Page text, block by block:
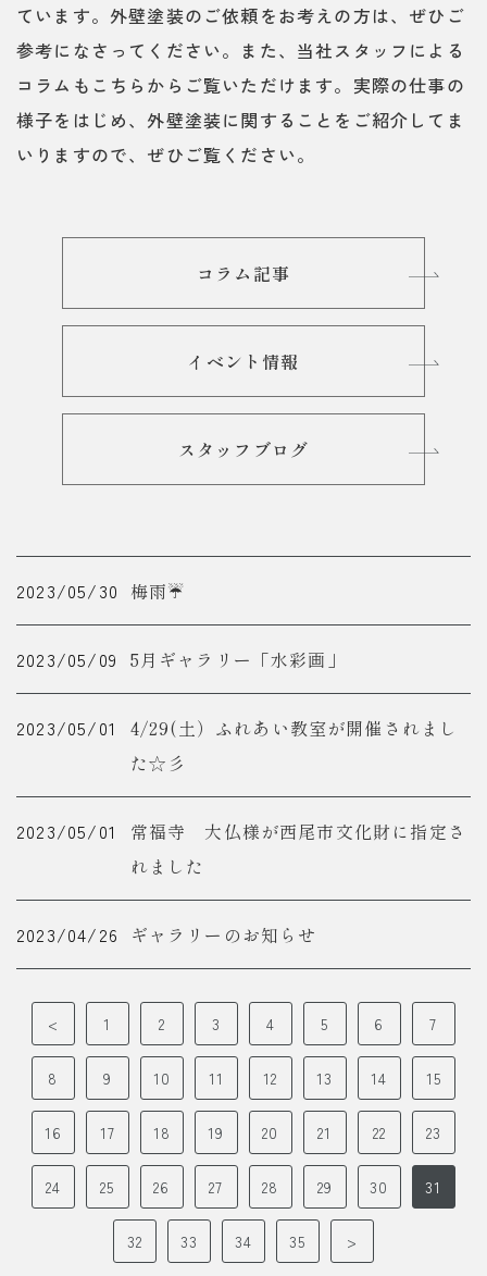
ています。外壁塗装のご依頼をお考えの方は、ぜひご
参考になさってください。また、当社スタッフによる
コラムもこちらからご覧いただけます。実際の仕事の
様子をはじめ、外壁塗装に関することをご紹介してま
いりますので、ぜひご覧ください。
コラム記事
イベント情報
スタッフブログ
2023/05/30 梅雨☔
2023/05/09 5月ギャラリー「水彩画」
2023/05/01
4/29(土）ふれあい教室が開催されまし
た☆彡
2023/05/01
常福寺 大仏様が西尾市文化財に指定さ
れました
2023/04/26 ギャラリーのお知らせ
< 1 2 3 4 5 6 7
8 9 10 11 12 13 14 15
16 17 18 19 20 21 22 23
24 25 26 27 28 29 30 31
32 33 34 35 >